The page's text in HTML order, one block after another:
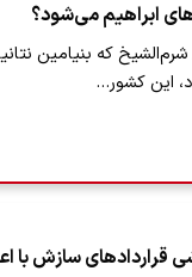
ابراهیم می‌شود؟
که بنیامین
این کشور…
قراردادهای سازش با